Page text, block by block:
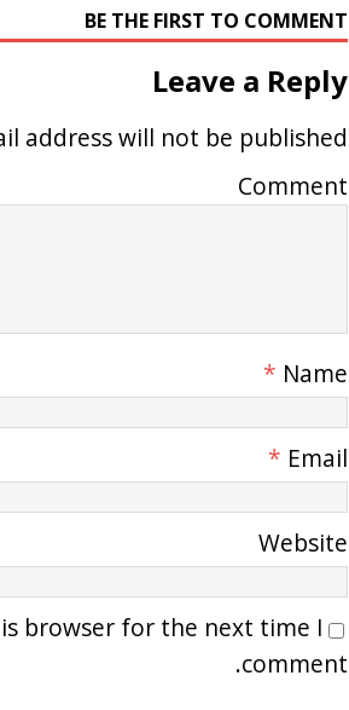
BE THE FIRST TO COMMENT
Leave a Reply
address will not be published.
Comment
Name
*
Email
*
Website
browser for the next time I
comment.